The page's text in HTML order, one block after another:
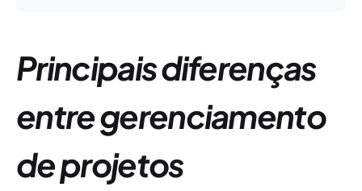
Principais diferenças
entre gerenciamento
de projetos